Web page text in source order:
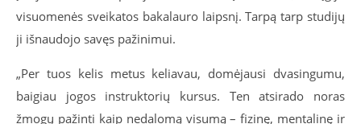
visuomenės sveikatos bakalauro laipsnį. Tarpą tarp studijų
ji išnaudojo savęs pažinimui.
„Per tuos kelis metus keliavau, domėjausi dvasingumu,
baigiau jogos instruktorių kursus. Ten atsirado noras
žmogų pažinti kaip nedalomą visumą – fizinę, mentalinę ir